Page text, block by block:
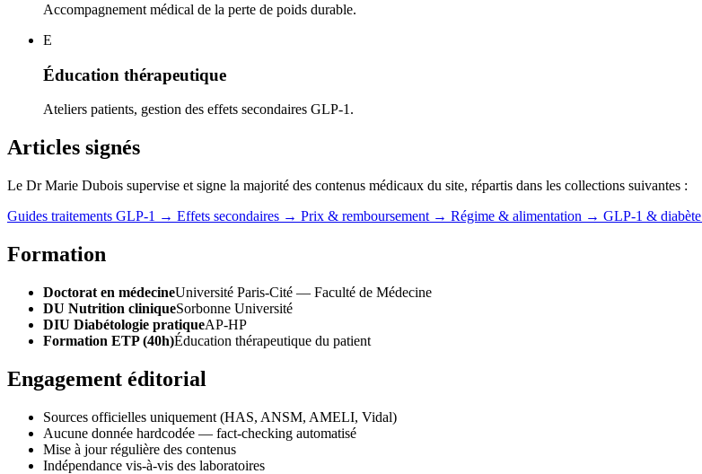
Accompagnement médical de la perte de poids durable.
E
Éducation thérapeutique
Ateliers patients, gestion des effets secondaires GLP-1.
Articles signés
Le Dr Marie Dubois supervise et signe la majorité des contenus médicaux du site, répartis dans les collections suivantes :
Guides traitements GLP-1 → Effets secondaires → Prix & remboursement → Régime & alimentation → GLP-1 & diabète
Formation
Doctorat en médecineUniversité Paris-Cité — Faculté de Médecine
DU Nutrition cliniqueSorbonne Université
DIU Diabétologie pratiqueAP-HP
Formation ETP (40h)Éducation thérapeutique du patient
Engagement éditorial
Sources officielles uniquement (HAS, ANSM, AMELI, Vidal)
Aucune donnée hardcodée — fact-checking automatisé
Mise à jour régulière des contenus
Indépendance vis-à-vis des laboratoires